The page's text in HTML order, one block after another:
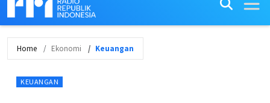
Home Ekonomi Keuangan
KEUANGAN